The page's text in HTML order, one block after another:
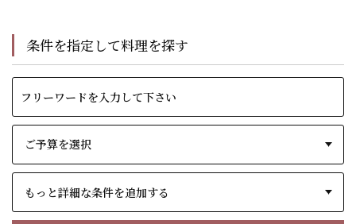
条件を指定して料理を探す
もっと詳細な条件を追加する